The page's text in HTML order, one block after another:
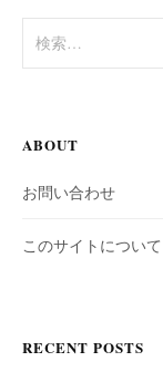
索:
ABOUT
お問い合わせ
このサイトについて
RECENT POSTS